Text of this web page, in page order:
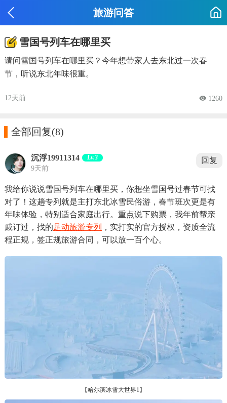
旅游问答
雪国号列车在哪里买
请问雪国号列车在哪里买？今年想带家人去东北过一次春
节，听说东北年味很重。
12天前  1260
全部回复(8)
沉浮19911314 Lv.3
9天前
回复
我给你说说雪国号列车在哪里买，你想坐雪国号过春节可找
对了！这趟专列就是主打东北冰雪民俗游，春节班次更是有
年味体验，特别适合家庭出行。重点说下购票，我年前帮亲
戚订过，找的足动旅游专列
，实打实的官方授权，资质全流
程正规，签正规旅游合同，可以放一百个心。
【哈尔滨冰雪大世界1】